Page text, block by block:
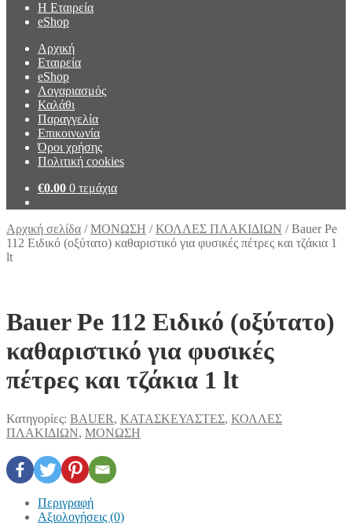
Η Εταιρεία
eShop
Αρχική
Εταιρεία
eShop
Λογαριασμός
Καλάθι
Παραγγελία
Επικοινωνία
Όροι χρήσης
Πολιτική cookies
€0.00 0 τεμάχια
Αρχική σελίδα /ΜΟΝΩΣΗ /ΚΟΛΛΕΣ ΠΛΑΚΙΔΙΩΝ /Bauer Pe
112 Ειδικό (οξύτατο) καθαριστικό για φυσικές πέτρες και τζάκια 1
lt
Bauer Pe 112 Ειδικό (οξύτατο)
καθαριστικό για φυσικές
πέτρες και τζάκια 1 lt
Κατηγορίες: BAUER, ΚΑΤΑΣΚΕΥΑΣΤΕΣ, ΚΟΛΛΕΣ
ΠΛΑΚΙΔΙΩΝ, ΜΟΝΩΣΗ
Περιγραφή
Αξιολογήσεις (0)